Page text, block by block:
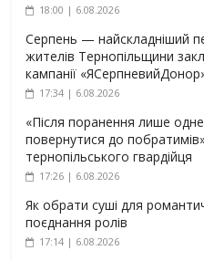
18:00 | 6.08.2026
Серпень — найскладніший
жителів Тернопільщини
кампанії
17:34 | 6.08.2026
«Після поранення лише
повернутися до
тернопільського гвардійця
17:26 | 6.08.2026
Як обрати суші для
поєднання ролів
17:14 | 6.08.2026